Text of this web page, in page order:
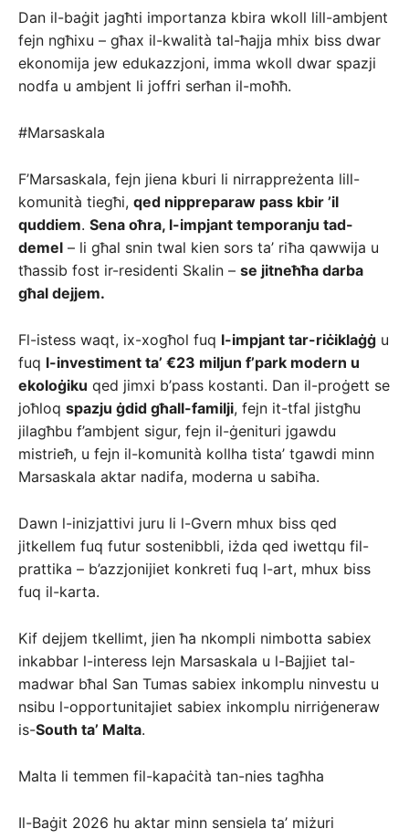
Dan il-baġit jagħti importanza kbira wkoll lill-ambjent
fejn ngħixu – għax il-kwalità tal-ħajja mhix biss dwar
ekonomija jew edukazzjoni, imma wkoll dwar spazji
nodfa u ambjent li joffri serħan il-moħħ.
#Marsaskala
F’Marsaskala, fejn jiena kburi li nirrappreżenta lill-
komunità tiegħi, qed nippreparaw pass kbir ’il
quddiem. Sena oħra, l-impjant temporanju tad-
demel – li għal snin twal kien sors ta’ riħa qawwija u
tħassib fost ir-residenti Skalin – se jitneħħa darba
għal dejjem.
Fl-istess waqt, ix-xogħol fuq l-impjant tar-riċiklaġġ u
fuq l-investiment ta’ €23 miljun f’park modern u
ekoloġiku qed jimxi b’pass kostanti. Dan il-proġett se
joħloq spazju ġdid għall-familji, fejn it-tfal jistgħu
jilagħbu f’ambjent sigur, fejn il-ġenituri jgawdu
mistrieħ, u fejn il-komunità kollha tista’ tgawdi minn
Marsaskala aktar nadifa, moderna u sabiħa.
Dawn l-inizjattivi juru li l-Gvern mhux biss qed
jitkellem fuq futur sostenibbli, iżda qed iwettqu fil-
prattika – b’azzjonijiet konkreti fuq l-art, mhux biss
fuq il-karta.
Kif dejjem tkellimt, jien ħa nkompli nimbotta sabiex
inkabbar l-interess lejn Marsaskala u l-Bajjiet tal-
madwar bħal San Tumas sabiex inkomplu ninvestu u
nsibu l-opportunitajiet sabiex inkomplu nirriġeneraw
is-South ta’ Malta.
Malta li temmen fil-kapaċità tan-nies tagħha
Il-Baġit 2026 hu aktar minn sensiela ta’ miżuri